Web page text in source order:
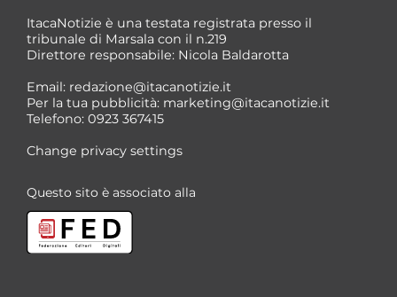
ItacaNotizie è una testata registrata presso il
tribunale di Marsala con il n.219
Direttore responsabile: Nicola Baldarotta
Email: redazione@itacanotizie.it
Per la tua pubblicità: marketing@itacanotizie.it
Telefono: 0923 367415
Change privacy settings
Questo sito è associato alla